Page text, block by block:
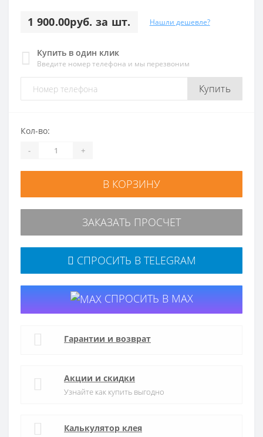
1 900.00руб. за шт. Нашли дешевле?
Купить в один клик
Введите номер телефона и мы перезвоним
Купить
Кол-во:
- +
В КОРЗИНУ
ЗАКАЗАТЬ ПРОСЧЕТ
СПРОСИТЬ В TELEGRAM
СПРОСИТЬ В MAX
Гарантии и возврат
Акции и скидки
Узнайте как купить выгодно
Калькулятор клея